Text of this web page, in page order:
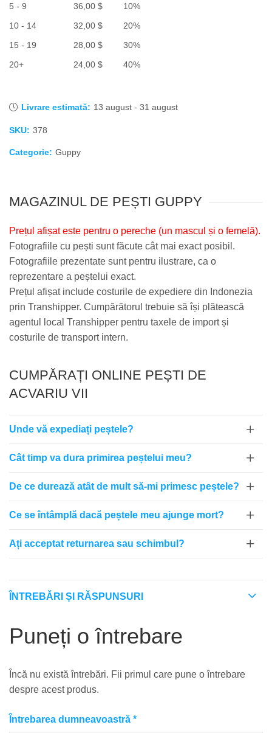
5 - 9
36,00 $
10%
10 - 14
32,00 $
20%
15 - 19
28,00 $
30%
20+
24,00 $ 40%
Livrare estimată: 13 august - 31 august
SKU: 378
Categorie: Guppy
MAGAZINUL DE PEȘTI GUPPY
Prețul afișat este pentru o pereche (un mascul și o femelă).
Fotografiile cu pești sunt făcute cât mai exact posibil.
Fotografiile prezentate sunt pentru ilustrare, ca o
reprezentare a peștelui exact.
Prețul afișat include costurile de expediere din Indonezia
prin Transhipper. Cumpărătorul trebuie să își plătească
agentul local Transhipper pentru taxele de import și
costurile de transport intern.
CUMPĂRAȚI ONLINE PEȘTI DE
ACVARIU VII
Unde vă expediați peștele?
Cât timp va dura primirea peștelui meu?
De ce durează atât de mult să-mi primesc peștele?
Ce se întâmplă dacă peștele meu ajunge mort?
Ați acceptat returnarea sau schimbul?
ÎNTREBĂRI ȘI RĂSPUNSURI
Puneți o întrebare
Încă nu există întrebări. Fii primul care pune o întrebare
despre acest produs.
Întrebarea dumneavoastră *